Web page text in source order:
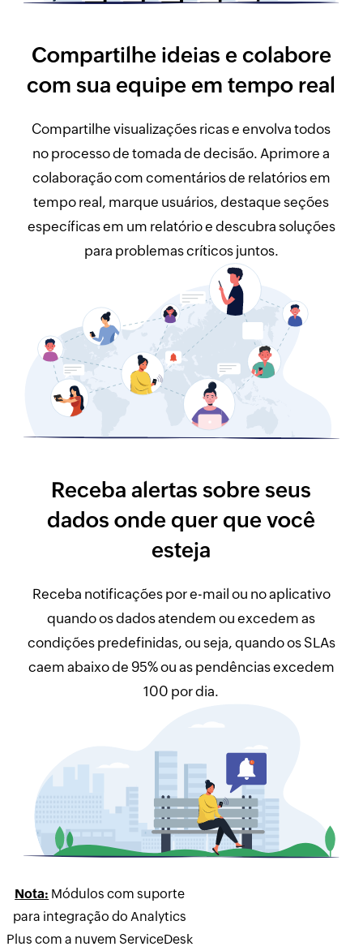
Compartilhe ideias e colabore
com sua equipe em tempo real
Compartilhe visualizações ricas e envolva todos
no processo de tomada de decisão. Aprimore a
colaboração com comentários de relatórios em
tempo real, marque usuários, destaque seções
específicas em um relatório e descubra soluções
para problemas críticos juntos.
Receba alertas sobre seus
dados onde quer que você
esteja
Receba notificações por e-mail ou no aplicativo
quando os dados atendem ou excedem as
condições predefinidas, ou seja, quando os SLAs
caem abaixo de 95% ou as pendências excedem
100 por dia.
Nota: Módulos com suporte
para integração do Analytics
Plus com a nuvem ServiceDesk